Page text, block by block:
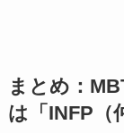
まとめ：
は「INFP（